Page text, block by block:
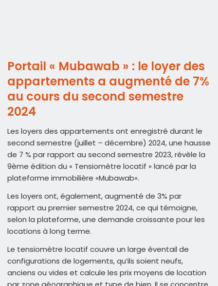
Portail « Mubawab » : le loyer des
appartements a augmenté de 7%
au cours du second semestre
2024
Les loyers des appartements ont enregistré durant le
second semestre (juillet – décembre) 2024, une hausse
de 7 % par rapport au second semestre 2023, révèle la
9ème édition du « Tensiomètre locatif » lancé par la
plateforme immobilière «Mubawab».
Les loyers ont, également, augmenté de 3% par
rapport au premier semestre 2024, ce qui témoigne,
selon la plateforme, une demande croissante pour les
locations à long terme.
Le tensiomètre locatif couvre un large éventail de
configurations de logements, qu’ils soient neufs,
anciens ou vides et calcule les prix moyens de location